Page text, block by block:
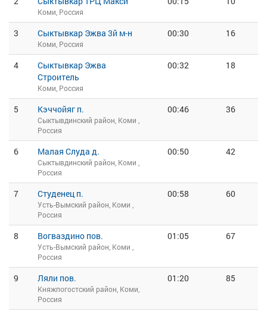
Коми, Россия
3 Сыктывкар Эжва 3й м-н
Коми, Россия
00:30 16
4
Сыктывкар Эжва
Строитель
Коми, Россия
00:32 18
5 Кэччойяг п.
Сыктывдинский район, Коми ,
Россия
00:46 36
6 Малая Слуда д.
Сыктывдинский район, Коми ,
Россия
00:50 42
7 Студенец п.
Усть-Вымский район, Коми ,
Россия
00:58 60
8 Вогваздино пов.
Усть-Вымский район, Коми ,
Россия
01:05 67
9 Ляли пов.
Княжпогостский район, Коми,
Россия
01:20 85